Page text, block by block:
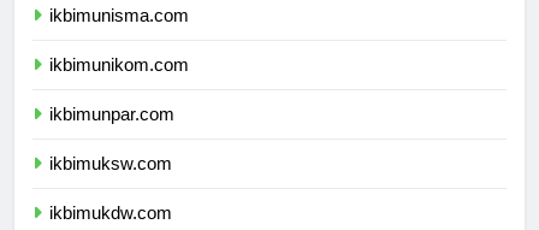
ikbimunisma.com
ikbimunikom.com
ikbimunpar.com
ikbimuksw.com
ikbimukdw.com